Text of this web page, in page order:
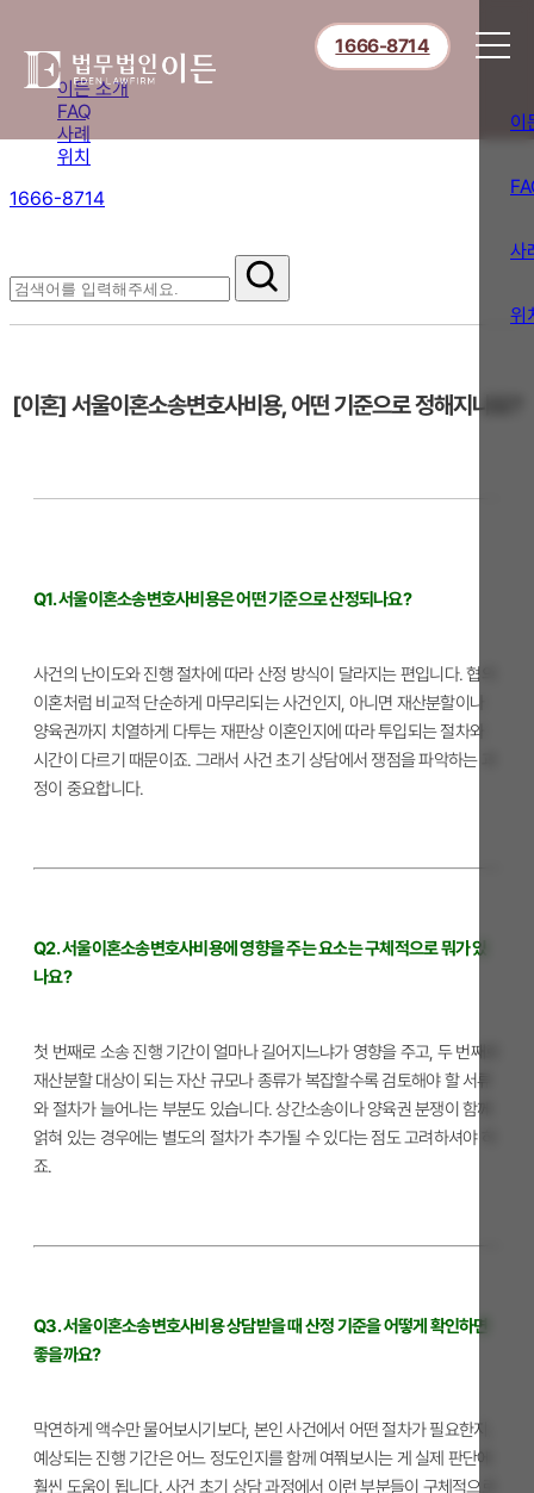
이든 소개
FAQ
사례
위치
1666-8714
1666-8714
이
사
위
[이혼] 서울이혼소송변호사비용, 어떤 기준으로 정해지나요?
Q1. 서울이혼소송변호사비용은 어떤 기준으로 산정되나요?
사건의 난이도와 진행 절차에 따라 산정 방식이 달라지는 편입니다. 협의
이혼처럼 비교적 단순하게 마무리되는 사건인지, 아니면 재산분할이나
양육권까지 치열하게 다투는 재판상 이혼인지에 따라 투입되는 절차와
시간이 다르기 때문이죠. 그래서 사건 초기 상담에서 쟁점을 파악하는 과
정이 중요합니다.
Q2. 서울이혼소송변호사비용에 영향을 주는 요소는 구체적으로 뭐가 있
나요?
첫 번째로 소송 진행 기간이 얼마나 길어지느냐가 영향을 주고, 두 번째로
재산분할 대상이 되는 자산 규모나 종류가 복잡할수록 검토해야 할 서류
와 절차가 늘어나는 부분도 있습니다. 상간소송이나 양육권 분쟁이 함께
얽혀 있는 경우에는 별도의 절차가 추가될 수 있다는 점도 고려하셔야 하
죠.
Q3. 서울이혼소송변호사비용 상담받을 때 산정 기준을 어떻게 확인하면
좋을까요?
막연하게 액수만 물어보시기보다, 본인 사건에서 어떤 절차가 필요한지,
예상되는 진행 기간은 어느 정도인지를 함께 여쭤보시는 게 실제 판단에
훨씬 도움이 됩니다. 사건 초기 상담 과정에서 이런 부분들이 구체적으로